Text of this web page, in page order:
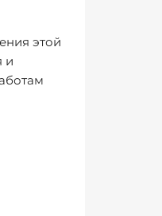
этой
и